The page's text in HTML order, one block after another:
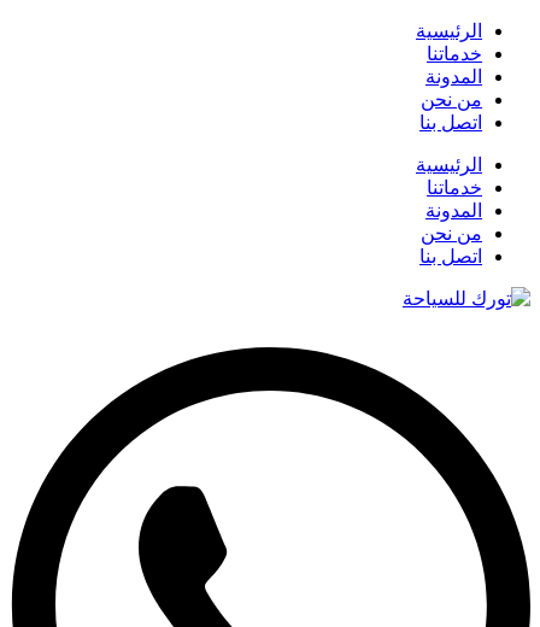
الرئيسية
خدماتنا
المدونة
من نحن
اتصل بنا
الرئيسية
خدماتنا
المدونة
من نحن
اتصل بنا